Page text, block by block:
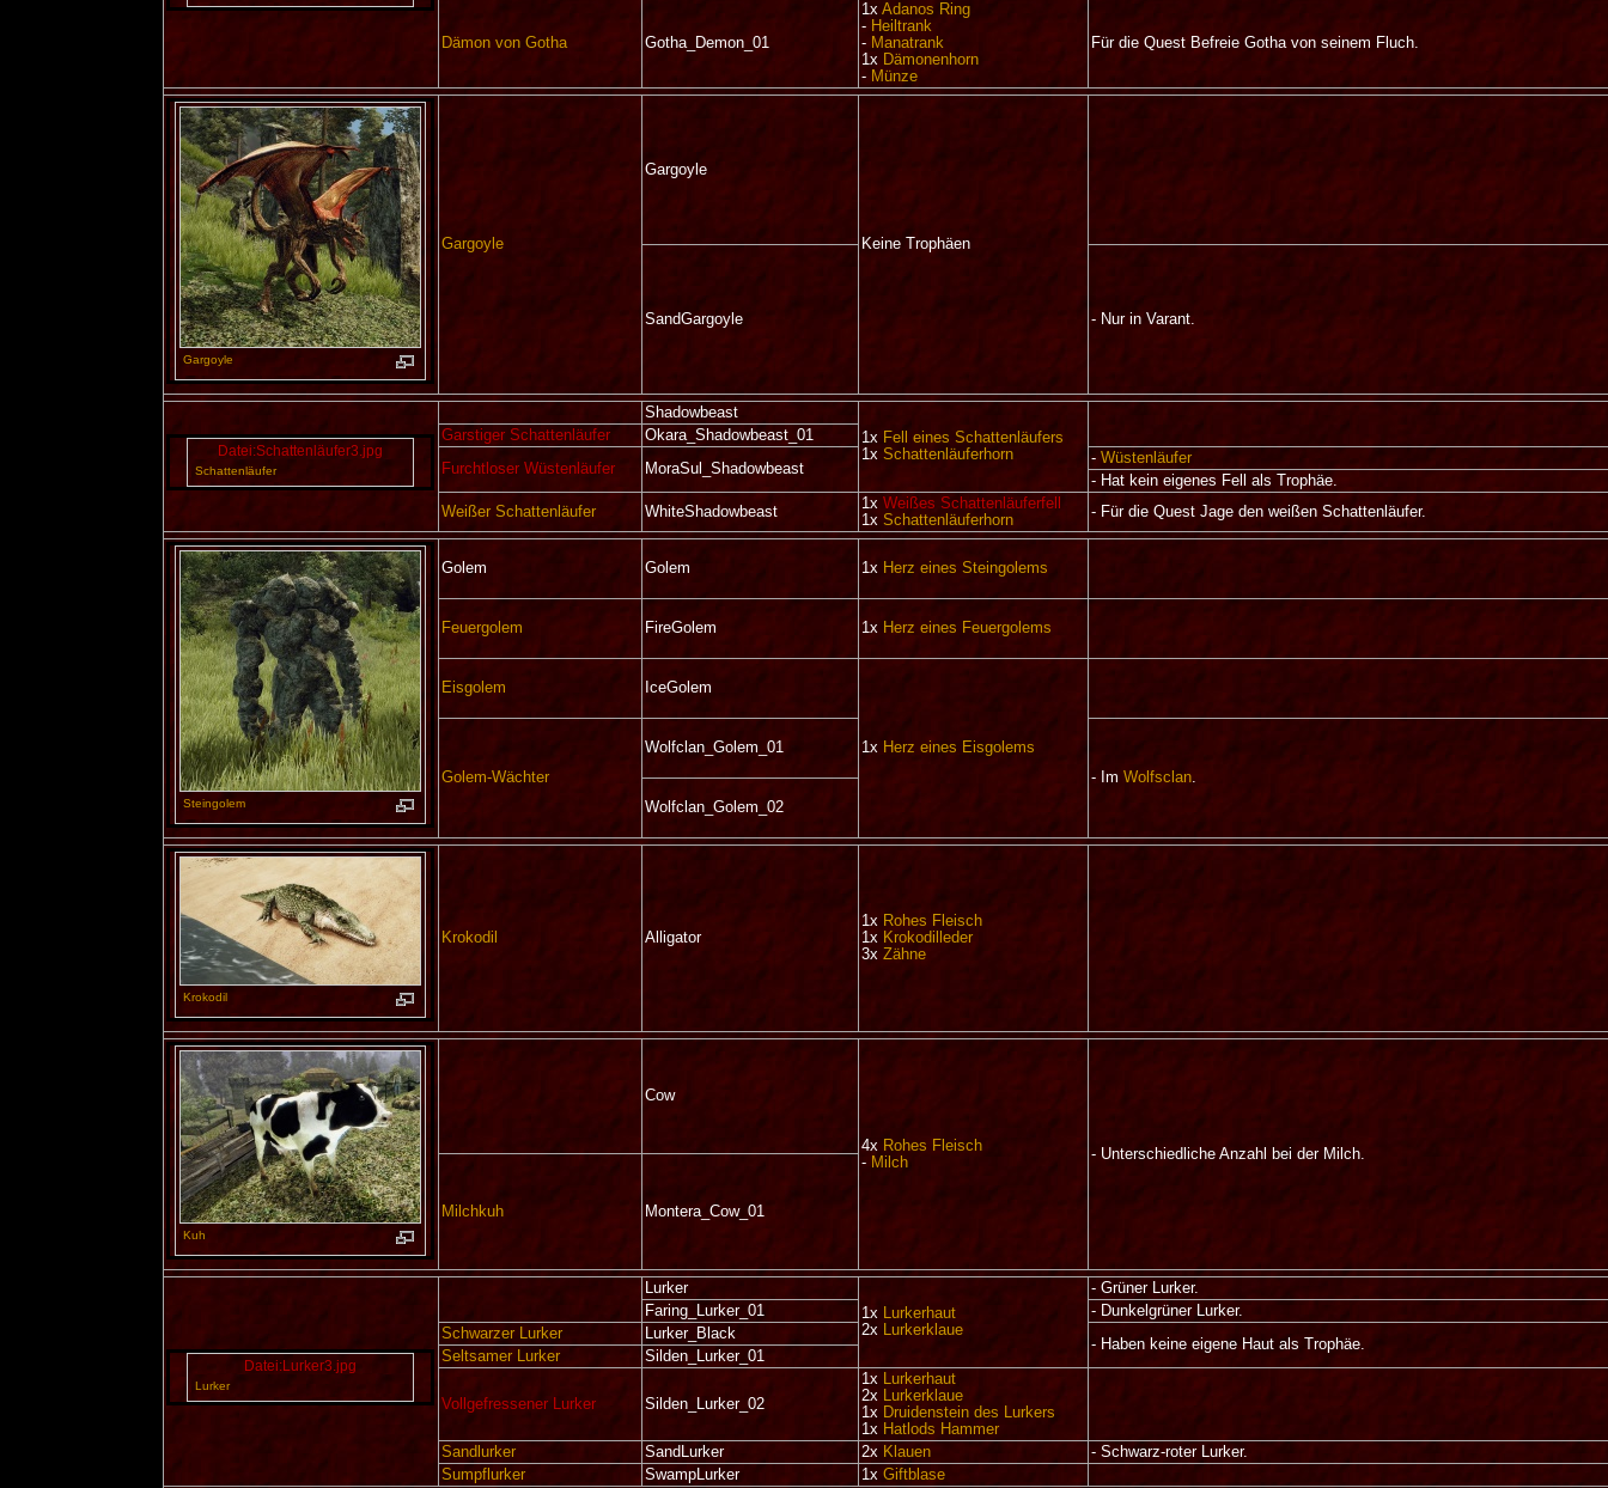
Dämon von Gotha Gotha_Demon_01
1xAdanos Ring
- Heiltrank
- Manatrank
1x Dämonenhorn
- Münze
Für die Quest Befreie Gotha von seinem Fluch.
Gargoyle
Gargoyle
Gargoyle
Keine Trophäen
SandGargoyle - Nur in Varant.
Datei:Schattenläufer3.jpg
Schattenläufer
Shadowbeast
1x Fell eines Schattenläufers
1xSchattenläuferhorn
Garstiger Schattenläufer
Okara_Shadowbeast_01
Furchtloser Wüstenläufer
MoraSul_Shadowbeast
-Wüstenläufer
- Hat kein eigenes Fell als Trophäe.
Weißer Schattenläufer
WhiteShadowbeast 1xWeißes Schattenläuferfell
1xSchattenläuferhorn - Für die Quest Jage den weißen Schattenläufer.
Steingolem
Golem Golem 1x Herz eines Steingolems
Feuergolem FireGolem 1x Herz eines Feuergolems
Eisgolem IceGolem
1x Herz eines Eisgolems
Golem-Wächter
Wolfclan_Golem_01
- ImWolfsclan.
Wolfclan_Golem_02
Krokodil
Krokodil Alligator
1x Rohes Fleisch
1x Krokodilleder
3xZähne
Kuh
Cow
4x Rohes Fleisch
- Milch - Unterschiedliche Anzahl bei der Milch.
Milchkuh Montera_Cow_01
Datei:Lurker3.jpg
Lurker
Lurker
1x Lurkerhaut
2x Lurkerklaue
- Grüner Lurker.
Faring_Lurker_01
- Dunkelgrüner Lurker.
Schwarzer Lurker
Lurker_Black
- Haben keine eigene Haut als Trophäe.
Seltsamer Lurker Silden_Lurker_01
Vollgefressener Lurker Silden_Lurker_02
1x Lurkerhaut
2x Lurkerklaue
1x Druidenstein des Lurkers
1x Hatlods Hammer
Sandlurker
SandLurker 2x Klauen
- Schwarz-roter Lurker.
Sumpflurker
SwampLurker 1xGiftblase